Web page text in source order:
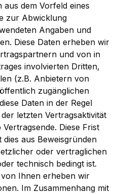
aus dem Vorfeld eines
zur Abwicklung
Angaben und
Diese Daten erheben wir
und von in
involvierten Dritten,
(z.B. Anbietern von
zugänglichen
Daten in der Regel
letzten Vertragsaktivität
Diese Frist
aus Beweisgründen
oder vertraglichen
technisch bedingt ist.
von Ihnen erheben wir
Im Zusammenhang mit